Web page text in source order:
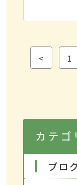
< 1
カテゴ
ブロ